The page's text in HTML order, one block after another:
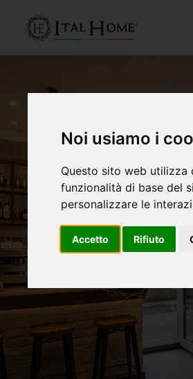
Noi usiamo i
Questo sito web utilizza
funzionalità di base del
personalizzare le
Accetto Rifiuto